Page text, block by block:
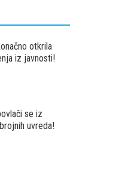
otkrila
iz javnosti!
se iz
uvreda!